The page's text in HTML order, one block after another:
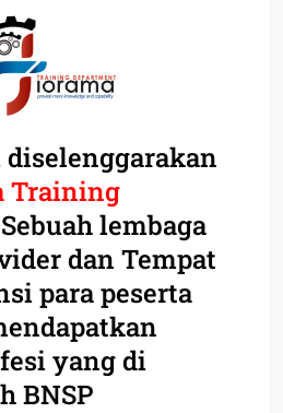
Training
Sebuah lembaga
dan Tempat
para peserta
yang di
BNSP